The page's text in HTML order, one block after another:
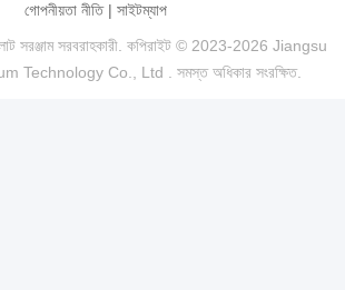
গোপনীয়তা নীতি| সাইটম্যাপ
ফ্লোট সরঞ্জাম সরবরাহকারী. কপিরাইট © 2023-2026 Jiangsu
Technology Co., Ltd . সমস্ত অধিকার সংরক্ষিত.